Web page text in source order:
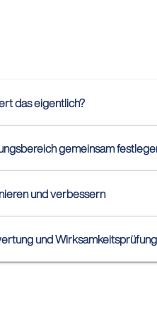
das eigentlich?
gemeinsam
und verbessern
und Wirksamkeitsprüfung